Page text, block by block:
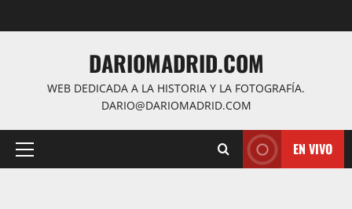
al
DARIOMADRID.COM
WEB DEDICADA A LA HISTORIA Y LA FOTOGRAFÍA.
DARIO@DARIOMADRID.COM
Menú
EN VIVO